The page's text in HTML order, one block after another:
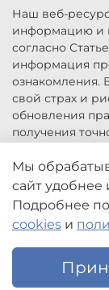
Наш веб-
информацию и
согласно
информация
ознакомления.
свой страх и
обновления
получения
заказа услуг
Цены,
информация и
быть
Мы
сайт удобнее
Подробнее
cookies и